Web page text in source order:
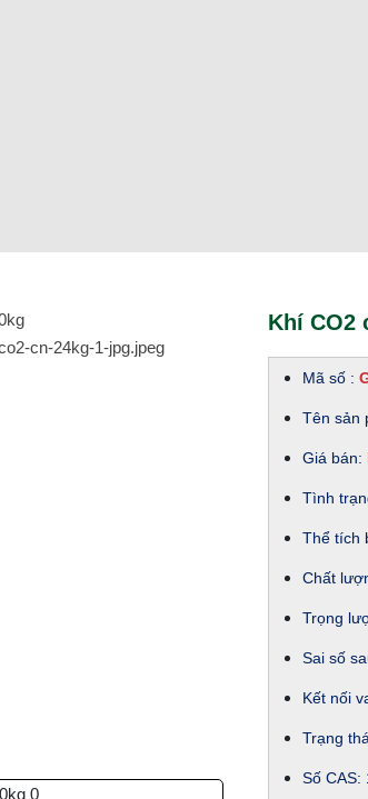
Khí CO2
Mã số :
Tên sản
Giá bán:
Tình
Thể tích
Chất
Trọng
Sai số
Kết nối
Trạng
Số CAS: